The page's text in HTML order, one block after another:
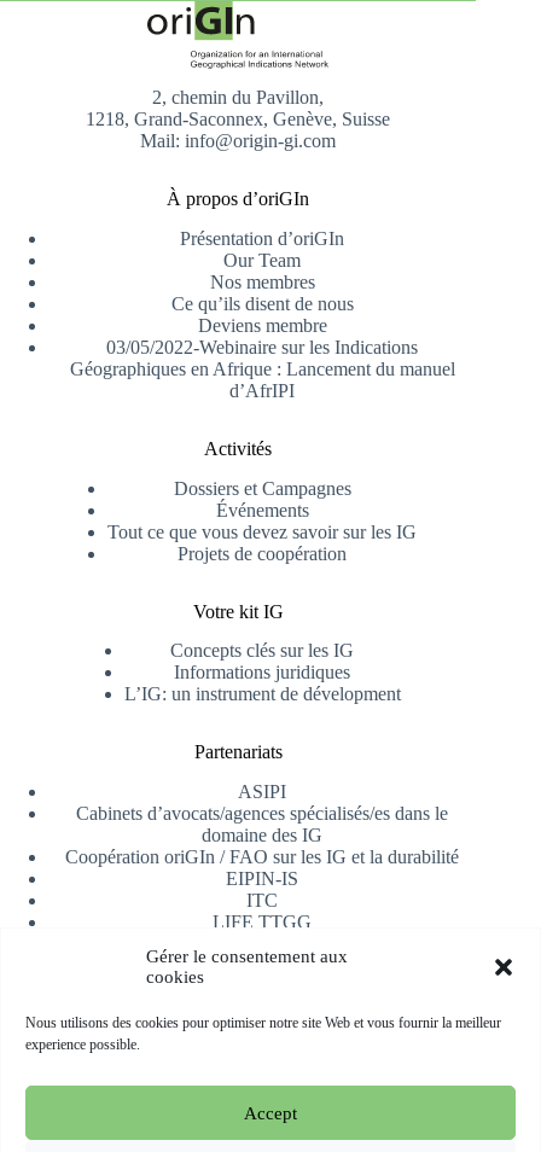
Gérer le consentement aux
cookies
Nous utilisons des cookies pour optimiser notre site Web et vous fournir la meilleur
experience possible.
Accept
2, chemin du Pavillon,
1218, Grand-Saconnex, Genève, Suisse
Mail: info@origin-gi.com
À propos d’oriGIn
Présentation d’oriGIn
Our Team
Nos membres
Ce qu’ils disent de nous
Deviens membre
03/05/2022-Webinaire sur les Indications
Géographiques en Afrique : Lancement du manuel
d’AfrIPI
Activités
Dossiers et Campagnes
Événements
Tout ce que vous devez savoir sur les IG
Projets de coopération
Votre kit IG
Concepts clés sur les IG
Informations juridiques
L’IG: un instrument de dévelopment
Partenariats
ASIPI
Cabinets d’avocats/agences spécialisés/es dans le
domaine des IG
Coopération oriGIn / FAO sur les IG et la durabilité
EIPIN-IS
ITC
LIFE TTGG
AfrIPI
Recevoir notre newsletter
S'inscrire
Copyright © 2026 oriGIn | Organization for an International